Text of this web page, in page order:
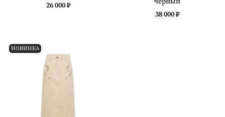
26 000 ₽
38 000 ₽
НОВИНКА